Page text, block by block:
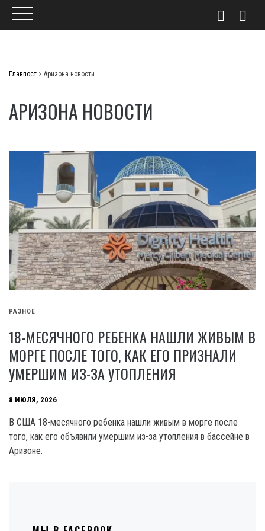
Главпост > Аризона новости
АРИЗОНА НОВОСТИ
РАЗНОЕ
18-МЕСЯЧНОГО РЕБЕНКА НАШЛИ ЖИВЫМ В
МОРГЕ ПОСЛЕ ТОГО, КАК ЕГО ПРИЗНАЛИ
УМЕРШИМ ИЗ-ЗА УТОПЛЕНИЯ
8 ИЮЛЯ, 2026
В США 18-месячного ребенка нашли живым в морге после
того, как его объявили умершим из-за утопления в бассейне в
Аризоне.